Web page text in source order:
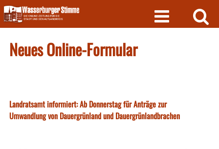
Skip
to
content
Neues Online-Formular
Landratsamt informiert: Ab Donnerstag für Anträge zur
Umwandlung von Dauergrünland und Dauergrünlandbrachen